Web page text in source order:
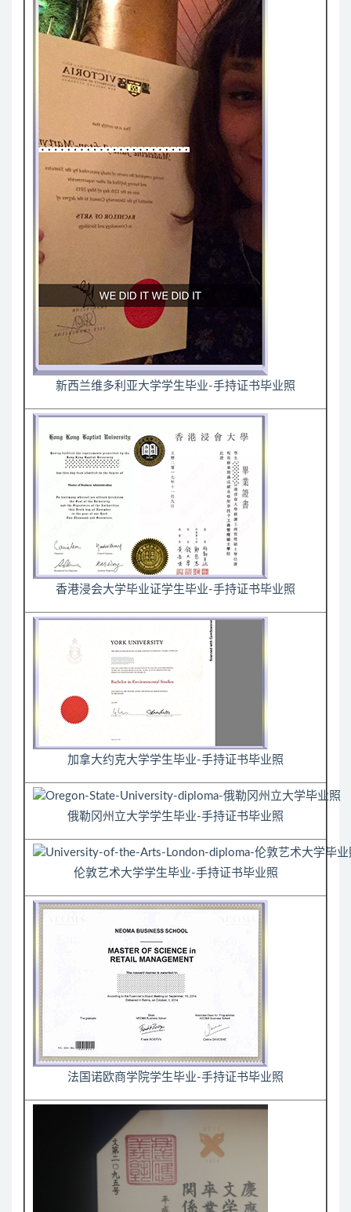
新西兰维多利亚大学学生毕业-手持证书毕业照
香港浸会大学毕业证学生毕业-手持证书毕业照
加拿大约克大学学生毕业-手持证书毕业照
俄勒冈州立大学学生毕业-手持证书毕业照
伦敦艺术大学学生毕业-手持证书毕业照
法国诺欧商学院学生毕业-手持证书毕业照